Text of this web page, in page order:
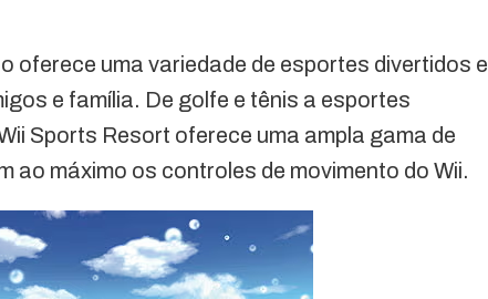
oferece uma variedade de esportes divertidos e
e família. De golfe e tênis a esportes
Sports Resort oferece uma ampla gama de
ao máximo os controles de movimento do Wii.